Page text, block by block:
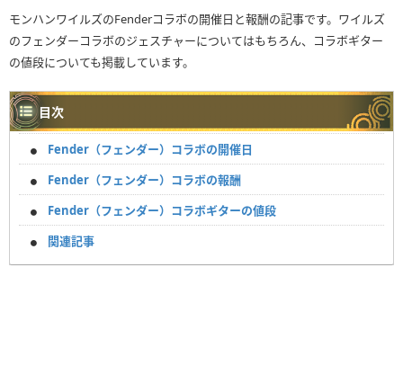
モンハンワイルズのFenderコラボの開催日と報酬の記事です。ワイルズ
のフェンダーコラボのジェスチャーについてはもちろん、コラボギター
の値段についても掲載しています。
目次
Fender（フェンダー）コラボの開催日
Fender（フェンダー）コラボの報酬
Fender（フェンダー）コラボギターの値段
関連記事